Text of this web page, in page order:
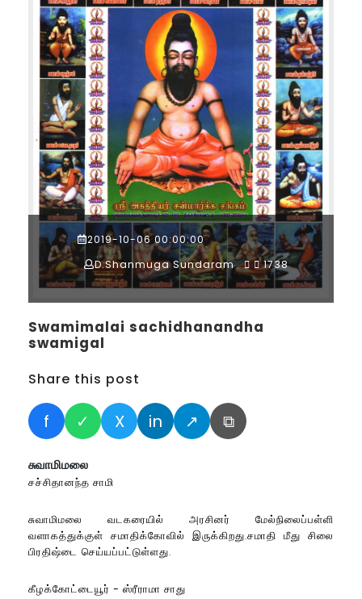
2019-10-06 00:00:00
D.Shanmuga Sundaram
1738
Swamimalai sachidhanandha
swamigal
Share this post
f ✓ X in ↗ ⧉
சுவாமிமலை
சச்சிதானந்த சாமி
சுவாமிமலை வடகரையில் அரசினர் மேல்நிலைப்பள்ளி
வளாகத்துக்குள் சமாதிக்கோவில் இருக்கிறது.சமாதி மீது சிலை
பிரதிஷ்டை செய்யப்பட்டுள்ளது.
கீழக்கோட்டையூர் - ஸ்ரீராமா சாது